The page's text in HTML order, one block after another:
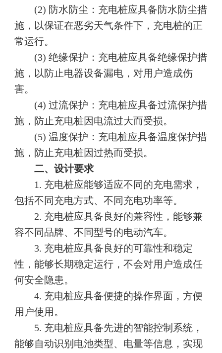
(2) 防水防尘：充电桩应具备防水防尘措
施，以保证在恶劣天气条件下，充电桩的正
常运行。
(3) 绝缘保护：充电桩应具备绝缘保护措
施，以防止电器设备漏电，对用户造成伤
害。
(4) 过流保护：充电桩应具备过流保护措
施，防止充电桩因电流过大而受损。
(5) 温度保护：充电桩应具备温度保护措
施，防止充电桩因过热而受损。
二、设计要求
1. 充电桩应能够适应不同的充电需求，
包括不同充电方式、不同充电功率等。
2. 充电桩应具备良好的兼容性，能够兼
容不同品牌、不同型号的电动汽车。
3. 充电桩应具备良好的可靠性和稳定
性，能够长期稳定运行，不会对用户造成任
何安全隐患。
4. 充电桩应具备便捷的操作界面，方便
用户使用。
5. 充电桩应具备先进的智能控制系统，
能够自动识别电池类型、电量等信息，实现